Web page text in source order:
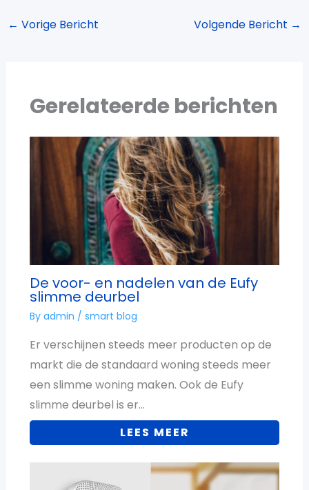
← Vorige Bericht Volgende Bericht →
Gerelateerde berichten
De voor- en nadelen van de Eufy
slimme deurbel
By admin / smart blog
Er verschijnen steeds meer producten op de
markt die de standaard woning steeds meer
een slimme woning maken. Ook de Eufy
slimme deurbel is er…
LEES MEER